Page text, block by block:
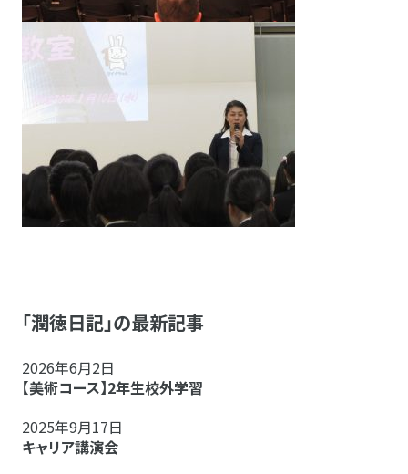
「潤徳日記」の最新記事
2026年6月2日
【美術コース】2年生校外学習
2025年9月17日
キャリア講演会